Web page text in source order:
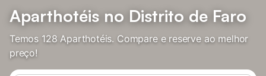
Aparthotéis no Distrito de Faro
Temos 128 Aparthotéis. Compare e reserve ao melhor
preço!